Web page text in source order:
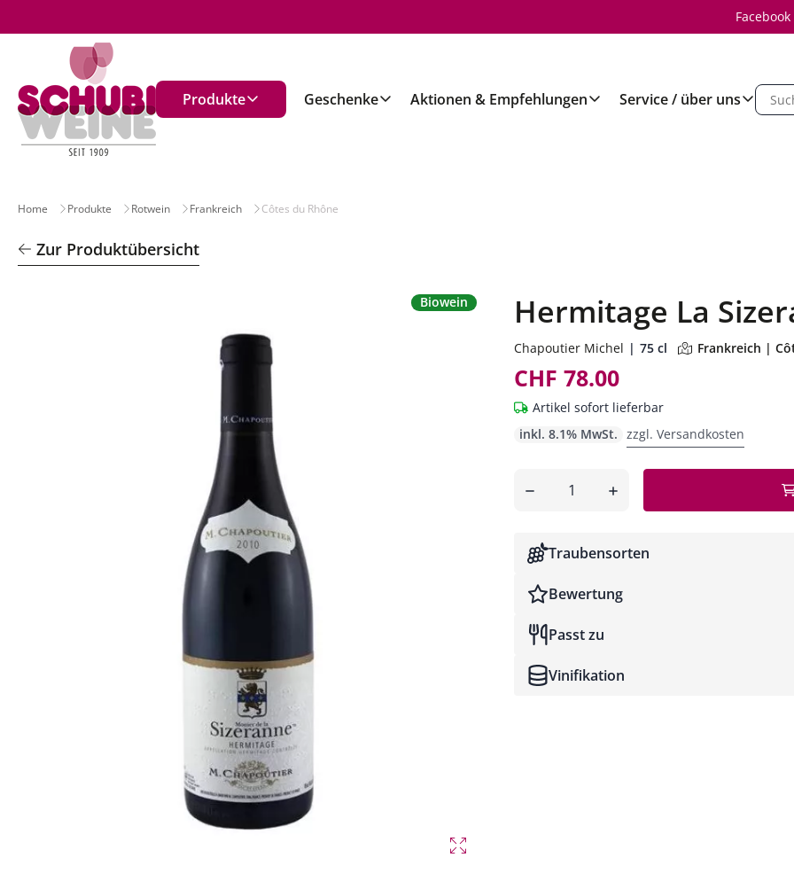
Facebook
Produkte Geschenke Aktionen & Empfehlungen Service / über uns
Home Produkte Rotwein Frankreich Côtes du Rhône
Zur Produktübersicht
Biowein Hermitage La
Chapoutier Michel 75 cl Frankreich |
CHF 78.00
Artikel sofort lieferbar
inkl. 8.1% MwSt. zzgl. Versandkosten
Traubensorten
Bewertung
Robert Parker
Passt zu
Vinifikation